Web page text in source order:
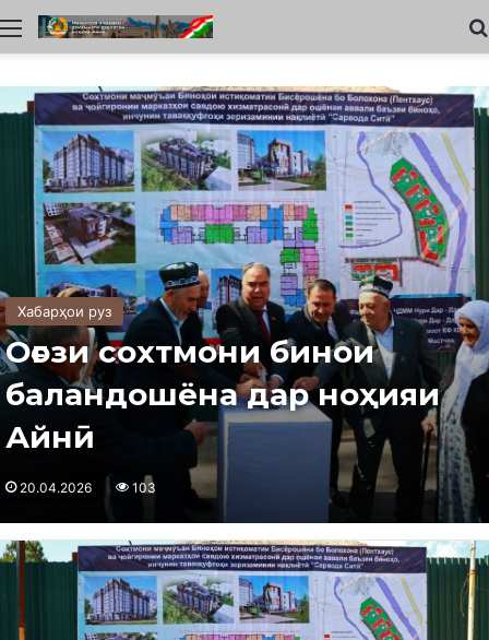
Меню
Хабарҳои руз
Оғози сохтмони бинои
баландошёна дар ноҳияи
Айнӣ
20.04.2026 103